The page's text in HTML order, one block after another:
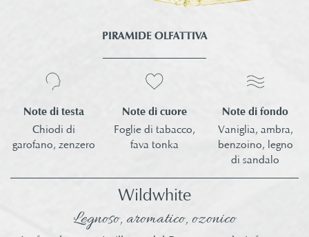
PIRAMIDE OLFATTIVA
Note di testa
Chiodi di
garofano, zenzero
Note di cuore
Foglie di tabacco,
fava tonka
Note di fondo
Vaniglia, ambra,
benzoino, legno
di sandalo
Wildwhite
Legnoso, aromatico, ozonico​